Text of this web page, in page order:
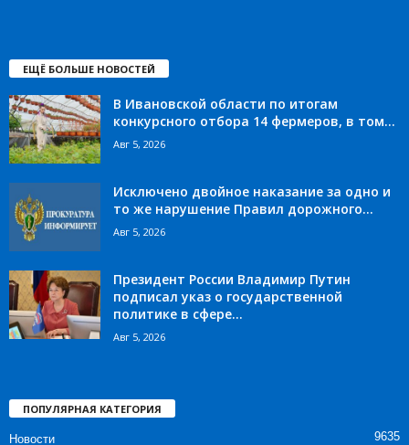
ЕЩЁ БОЛЬШЕ НОВОСТЕЙ
В Ивановской области по итогам
конкурсного отбора 14 фермеров, в том...
Авг 5, 2026
Исключено двойное наказание за одно и
то же нарушение Правил дорожного...
Авг 5, 2026
Президент России Владимир Путин
подписал указ о государственной
политике в сфере...
Авг 5, 2026
ПОПУЛЯРНАЯ КАТЕГОРИЯ
Новости 9635